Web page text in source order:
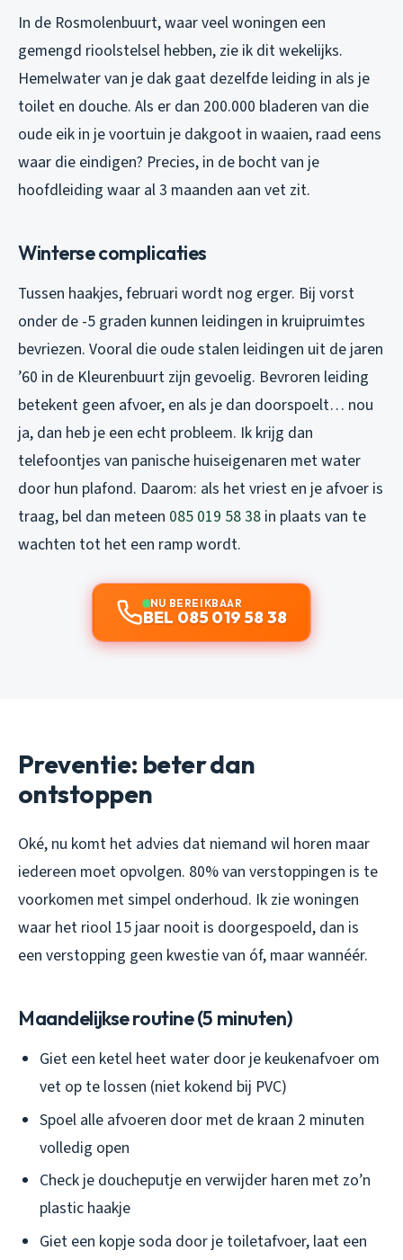
In de Rosmolenbuurt, waar veel woningen een
gemengd rioolstelsel hebben, zie ik dit wekelijks.
Hemelwater van je dak gaat dezelfde leiding in als je
toilet en douche. Als er dan 200.000 bladeren van die
oude eik in je voortuin je dakgoot in waaien, raad eens
waar die eindigen? Precies, in de bocht van je
hoofdleiding waar al 3 maanden aan vet zit.
Winterse complicaties
Tussen haakjes, februari wordt nog erger. Bij vorst
onder de -5 graden kunnen leidingen in kruipruimtes
bevriezen. Vooral die oude stalen leidingen uit de jaren
’60 in de Kleurenbuurt zijn gevoelig. Bevroren leiding
betekent geen afvoer, en als je dan doorspoelt… nou
ja, dan heb je een echt probleem. Ik krijg dan
telefoontjes van panische huiseigenaren met water
door hun plafond. Daarom: als het vriest en je afvoer is
traag, bel dan meteen 085 019 58 38 in plaats van te
wachten tot het een ramp wordt.
NU BEREIKBAAR
BEL 085 019 58 38
Preventie: beter dan
ontstoppen
Oké, nu komt het advies dat niemand wil horen maar
iedereen moet opvolgen. 80% van verstoppingen is te
voorkomen met simpel onderhoud. Ik zie woningen
waar het riool 15 jaar nooit is doorgespoeld, dan is
een verstopping geen kwestie van óf, maar wannéér.
Maandelijkse routine (5 minuten)
Giet een ketel heet water door je keukenafvoer om
vet op te lossen (niet kokend bij PVC)
Spoel alle afvoeren door met de kraan 2 minuten
volledig open
Check je doucheputje en verwijder haren met zo’n
plastic haakje
Giet een kopje soda door je toiletafvoer, laat een